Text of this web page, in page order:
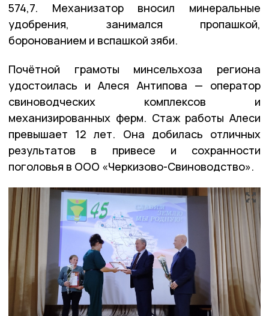
574,7. Механизатор вносил минеральные
удобрения, занимался пропашкой,
боронованием и вспашкой зяби.
Почётной грамоты минсельхоза региона
удостоилась и Алеся Антипова — оператор
свиноводческих комплексов и
механизированных ферм. Стаж работы Алеси
превышает 12 лет. Она добилась отличных
результатов в привесе и сохранности
поголовья в ООО «Черкизово-Свиноводство».